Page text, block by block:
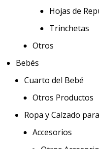
Hojas de
Trinchetas
Otros
Bebés
Cuarto del Bebé
Otros Productos
Ropa y Calzado
Accesorios